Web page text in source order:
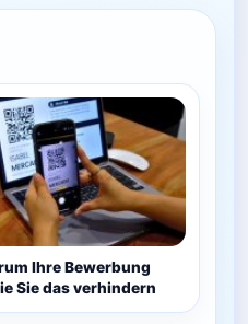
Ihre Bewerbung
Sie das verhindern